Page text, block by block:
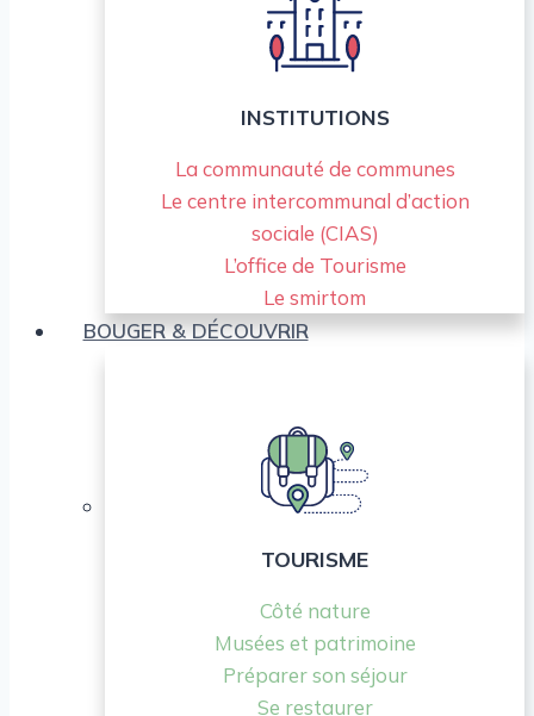
INSTITUTIONS
La communauté de communes
Le centre intercommunal d’action
sociale (CIAS)
L’office de Tourisme
Le smirtom
BOUGER & DÉCOUVRIR
TOURISME
Côté nature
Musées et patrimoine
Préparer son séjour
Se restaurer